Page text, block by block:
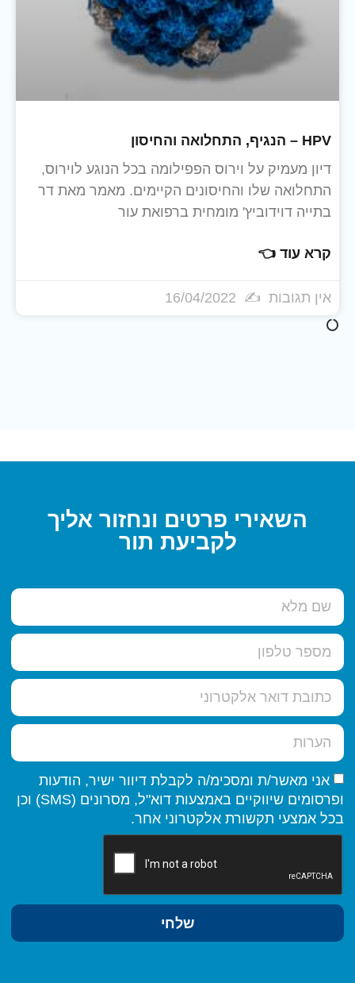
HPV – הנגיף, התחלואה והחיסון
דיון מעמיק על וירוס הפפילומה בכל הנוגע לוירוס,
התחלואה שלו והחיסונים הקיימים. מאמר מאת דר
בתייה דוידוביץ' מומחית ברפואת עור
קרא עוד 👈
אין תגובות
השאירי פרטים ונחזור אליך
לקביעת תור
אני מאשר/ת ומסכימ/ה לקבלת דיוור ישיר, הודעות
ופרסומים שיווקיים באמצעות דוא"ל, מסרונים (SMS) וכן
בכל אמצעי תקשורת אלקטרוני אחר.
שלחי